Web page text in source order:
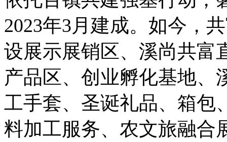
2023年3月建成。如今，
设展示展销区、溪尚共富
产品区、创业孵化基地、
工手套、圣诞礼品、箱包
料加工服务、农文旅融合